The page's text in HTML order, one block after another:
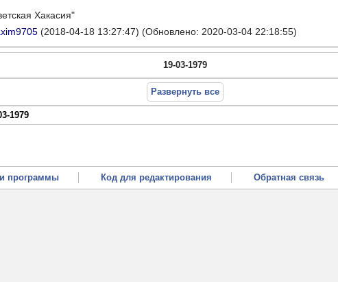
Хакасия"
(2018-04-18 13:27:47) (Обновлено: 2020-03-04 22:18:55)
19-03-1979
Развернуть все
1979
программы Код для редактирования Обратная связь